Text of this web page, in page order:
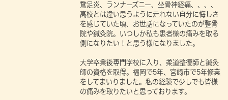
鵞足炎、ランナーズニー、坐骨神経痛、、、、
高校とは違い思うように走れない自分に悔しさ
を感じていた頃、お世話になっていたのが整骨
院や鍼灸院。いつしか私も患者様の痛みを取る
側になりたい！と思う様になりました。
大学卒業後専門学校に入り、柔道整復師と鍼灸
師の資格を取得。福岡で5年、宮崎市で5年修業
をしてまいりました。私の経験で少しでも皆様
の痛みを取りたいと思っております。